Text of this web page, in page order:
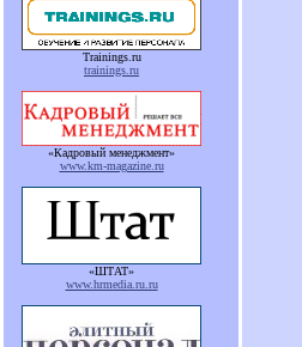
Trainings.ru
trainings.ru
«Кадровый менеджмент»
www.km-magazine.ru
«ШТАТ»
www.hrmedia.ru.ru